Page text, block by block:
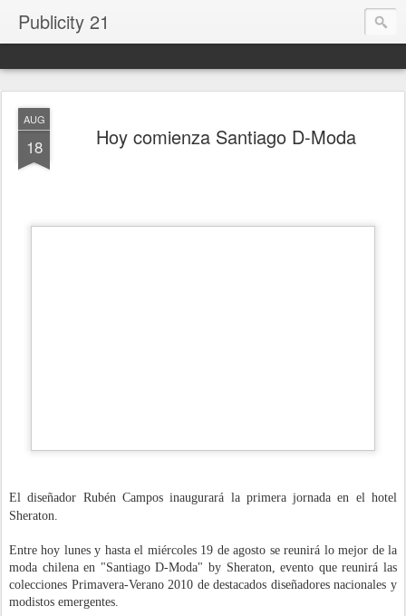
Publicity 21
AUG
18 Hoy comienza Santiago D-Moda
El diseñador Rubén Campos inaugurará la primera jornada en el hotel
Sheraton.
Entre hoy lunes y hasta el miércoles 19 de agosto se reunirá lo mejor de la
moda chilena en "Santiago D-Moda" by Sheraton, evento que reunirá las
colecciones Primavera-Verano 2010 de destacados diseñadores nacionales y
modistos emergentes.